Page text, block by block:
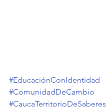
#EducaciónConIdentidad
#ComunidadDeCambio
#CaucaTerritorioDeSaberes